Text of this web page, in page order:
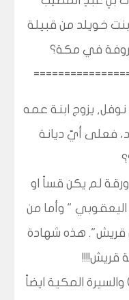
خويلد من قبيلة
في مكة؟
يزوج ابنة عمه
فعلى أيّ ديانة
لم يكن قساً او
اليعقوبي " وأما من
قريش". هذه شهادة
قريش!!!!
لنا السيرة الحلبية (1: 274) والسيرة المكية ايضاً